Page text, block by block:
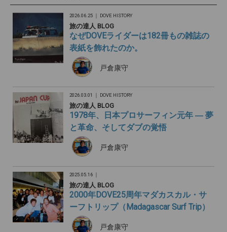
2026.06.25 ｜ DOVE HISTORY
旅の達人 BLOG
なぜDOVEライダーは182冊もの雑誌の
表紙を飾れたのか。
戸倉康守
2026.03.01 ｜ DOVE HISTORY
旅の達人 BLOG
1978年、日本プロサーフィン元年 ― 夢
と革命、そしてダブの覚悟
戸倉康守
2025.05.16 ｜
旅の達人 BLOG
2000年DOVE25周年マダカスカル・サ
ーフトリップ（Madagascar Surf Trip）
戸倉康守